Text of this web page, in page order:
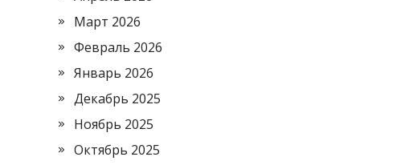
Март 2026
Февраль 2026
Январь 2026
Декабрь 2025
Ноябрь 2025
Октябрь 2025